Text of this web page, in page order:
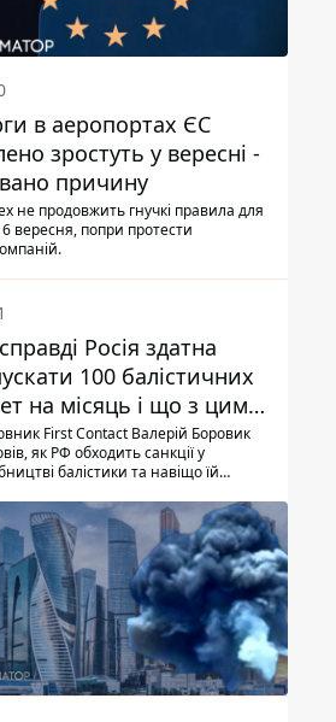
в аеропортах ЄС
зростуть у вересні -
причину
не продовжить гнучкі правила для
6 вересня, попри протести
Росія здатна
100 балістичних
на місяць і що з цим
First Contact Валерій Боровик
як РФ обходить санкції у
балістики та навіщо їй